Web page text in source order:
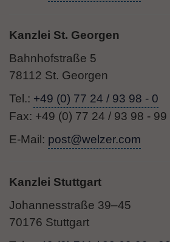
Kanzlei St. Georgen
Bahnhofstraße 5
78112 St. Georgen
Tel.: +49 (0) 77 24 / 93 98 - 0
Fax: +49 (0) 77 24 / 93 98 - 99
E-Mail: post@welzer.com
Kanzlei Stuttgart
Johannesstraße 39–45
70176 Stuttgart